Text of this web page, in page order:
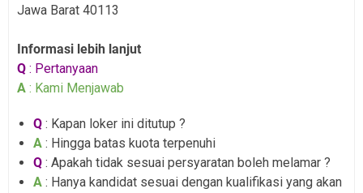
Jawa Barat 40113
Informasi lebih lanjut
Q : Pertanyaan
A : Kami Menjawab
Q : Kapan loker ini ditutup ?
A : Hingga batas kuota terpenuhi
Q : Apakah tidak sesuai persyaratan boleh melamar ?
A : Hanya kandidat sesuai dengan kualifikasi yang akan